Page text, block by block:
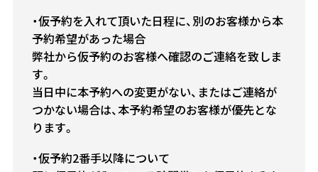
・仮予約を入れて頂いた日程に、別のお客様から本
予約希望があった場合
弊社から仮予約のお客様へ確認のご連絡を致しま
す。
当日中に本予約への変更がない、またはご連絡が
つかない場合は、本予約希望のお客様が優先とな
ります。
・仮予約2番手以降について